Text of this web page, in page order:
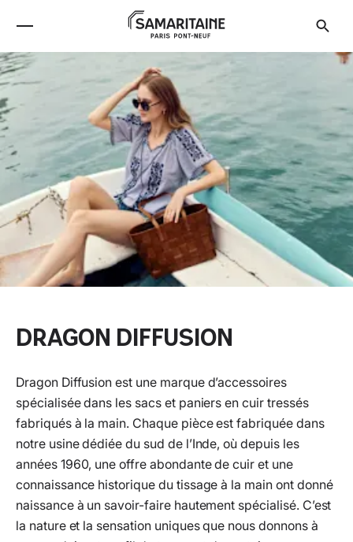
DRAGON DIFFUSION
Dragon Diffusion est une marque d’accessoires
spécialisée dans les sacs et paniers en cuir tressés
fabriqués à la main. Chaque pièce est fabriquée dans
notre usine dédiée du sud de l’Inde, où depuis les
années 1960, une offre abondante de cuir et une
connaissance historique du tissage à la main ont donné
naissance à un savoir-faire hautement spécialisé. C’est
la nature et la sensation uniques que nous donnons à